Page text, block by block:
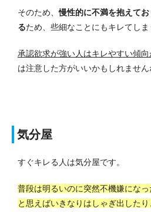
そのため、慢性的に不満を抱えて
るため、些細なことにもキレてしま
承認欲求が強い人はキレやすい傾向
は注意した方がいいかもしれません
気分屋
すぐキレる人は気分屋です。
普段は明るいのに突然不機嫌にな
と思えばいきなりはしゃぎ出した